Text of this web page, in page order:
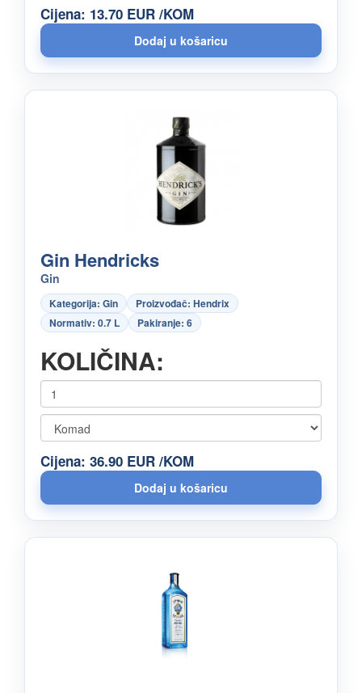
Cijena: 13.70 EUR /KOM
Gin Hendricks
Gin
Kategorija: Gin
Proizvođač: Hendrix
Normativ: 0.7 L
Pakiranje: 6
KOLIČINA:
Cijena: 36.90 EUR /KOM